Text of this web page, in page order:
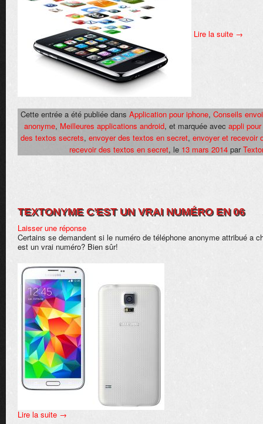
Lire la suite →
Cette entrée a été publiée dans Application pour iphone, Conseils
anonyme, Meilleures applications android, et marquée avec appli
des textos secrets, envoyer des textos en secret, envoyer et recevoir
recevoir des textos en secret, le 13 mars 2014 par
TEXTONYME C’EST UN VRAI NUMÉRO EN 06
Laisser une réponse
Certains se demandent si le numéro de téléphone anonyme attribué a
est un vrai numéro? Bien sûr!
Lire la suite →